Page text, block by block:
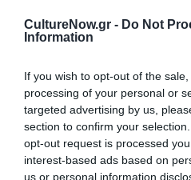
CultureNow.gr - Do Not
Information
If you wish to opt-out of the
processing of your personal or
targeted advertising by us,
section to confirm your
opt-out request is processed
interest-based ads based on
us or personal information
Δείτε όλα τατελευταία νέα
Πολιτισμό στο
Νέοι Διαγωνισμοί❯
Tags
VICTORIA SQUARE PROJECT